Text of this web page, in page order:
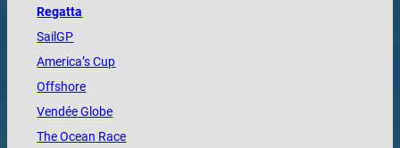
Regatta
SailGP
America’s Cup
Offshore
VendéeGlobe
TheOcean Race